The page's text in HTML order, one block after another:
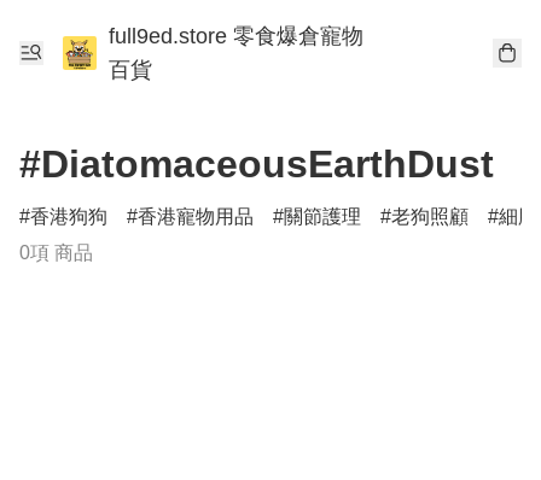
full9ed.store 零食爆倉寵物
百貨
#DiatomaceousEarthDust
香港狗狗 香港寵物用品 關節護理 老狗照顧
細
0項 商品